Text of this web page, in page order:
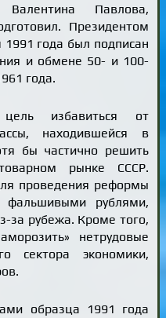
Павлова,
Президентом
года был подписан
и обмене 50- и 100-
года.
избавиться от
находившейся в
бы частично решить
рынке СССР.
проведения реформы
фальшивыми рублями,
за рубежа. Кроме того,
нетрудовые
сектора экономики,
образца 1991 года